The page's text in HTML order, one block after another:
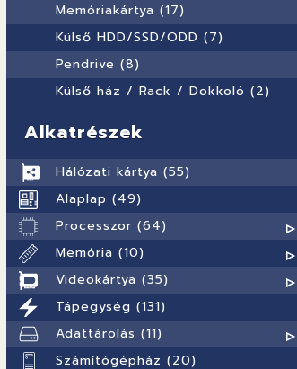
Memóriakártya (17)
Külső HDD/SSD/ODD (7)
Pendrive (8)
Külső ház / Rack / Dokkoló (2)
Alkatrészek
Hálózati kártya (55)
Alaplap (49)
Processzor (64)
Memória (10)
Videokártya (35)
Tápegység (131)
Adattárolás (11)
Számítógépház (20)